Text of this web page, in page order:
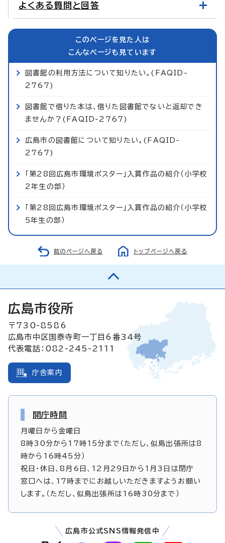
よくある質問と回答
このページを見た人は
こんなページも見ています
図書館の利用方法について知りたい。(FAQID-
2767)
図書館で借りた本は、借りた図書館でないと返却でき
ませんか？(FAQID-2767)
広島市の図書館について知りたい。(FAQID-
2767)
「第28回広島市環境ポスター」入賞作品の紹介（小学校
2年生の部）
「第28回広島市環境ポスター」入賞作品の紹介（小学校
5年生の部）
前のページへ戻る トップページへ戻る
広島市役所
〒730-8586
広島市中区国泰寺町一丁目6番34号
代表電話：082-245-2111
庁舎案内
開庁時間
月曜日から金曜日
8時30分から17時15分まで（ただし、似島出張所は8
時から16時45分）
祝日・休日、8月6日、12月29日から1月3日は閉庁
窓口へは、17時までにお越しいただきますようお願い
します。（ただし、似島出張所は16時30分まで）
広島市公式SNS情報発信中